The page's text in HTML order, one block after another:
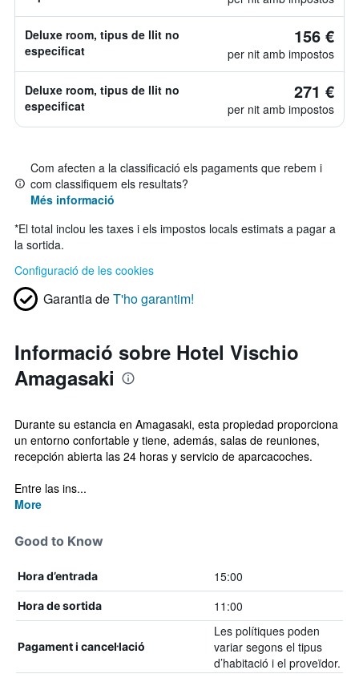
Deluxe room, tipus de llit no
especificat
156 €
per nit amb impostos
Deluxe room, tipus de llit no
especificat
271 €
per nit amb impostos
Com afecten a la classificació els pagaments que rebem i
com classifiquem els resultats?
Més informació
*El total inclou les taxes i els impostos locals estimats a pagar a
la sortida.
Configuració de les cookies
Garantia deT'ho garantim!
Informació sobre Hotel Vischio
Amagasaki
Durante su estancia en Amagasaki, esta propiedad proporciona
un entorno confortable y tiene, además, salas de reuniones,
recepción abierta las 24 horas y servicio de aparcacoches.
Entre las ins...
More
Good to Know
Hora d’entrada 15:00
Hora de sortida 11:00
Pagament i cancel·lació
Les polítiques poden
variar segons el tipus
d’habitació i el proveïdor.